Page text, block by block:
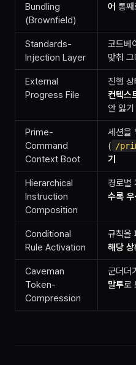
Bundling
(Brownfield)
어 통
Standards-
Injection Layer
코드베
맞춰
External
Progress File
진행
컨텍스
안 잃기
Prime-
Command
Context Boot
세션을
( /
기
Hierarchical
Instruction
Composition
경로별
수록 우
Conditional
Rule Activation
규칙을
해당
Caveman
Token-
Compression
군더더
말투로